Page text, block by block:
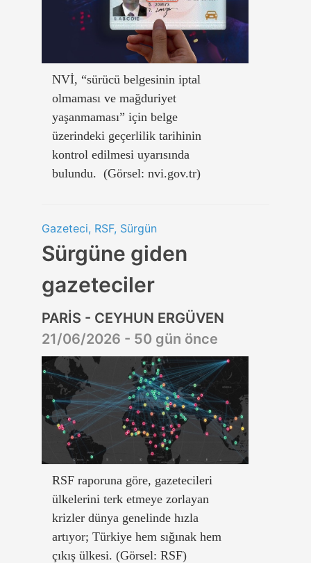
NVİ, “sürücü belgesinin iptal
olmaması ve mağduriyet
yaşanmaması” için belge
üzerindeki geçerlilik tarihinin
kontrol edilmesi uyarısında
bulundu. (Görsel: nvi.gov.tr)
Gazeteci, RSF, Sürgün
Sürgüne giden
gazeteciler
PARİS - CEYHUN ERGÜVEN
21/06/2026 - 50 gün önce
RSF raporuna göre, gazetecileri
ülkelerini terk etmeye zorlayan
krizler dünya genelinde hızla
artıyor; Türkiye hem sığınak hem
çıkış ülkesi. (Görsel: RSF)